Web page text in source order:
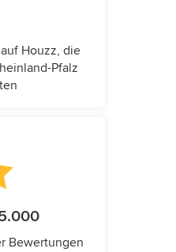
Houzz, die
Pfalz
Bewertungen